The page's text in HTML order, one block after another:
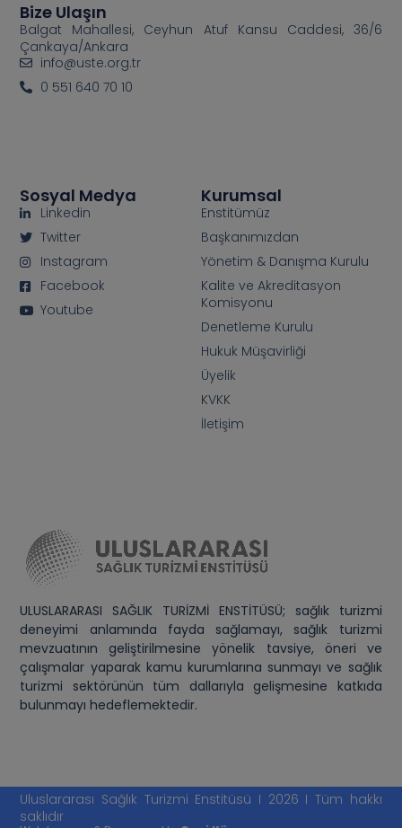
ULUSLARARASI SAĞLIK TURİZMİ ENSTİTÜSÜ; sağlık turizmi
deneyimi anlamında fayda sağlamayı, sağlık turizmi
mevzuatının geliştirilmesine yönelik tavsiye, öneri ve
çalışmalar yaparak kamu kurumlarına sunmayı ve sağlık
turizmi sektörünün tüm dallarıyla gelişmesine katkıda
bulunmayı hedeflemektedir.
Kurumsal
Enstitümüz
Başkanımızdan
Yönetim & Danışma Kurulu
Kalite ve Akreditasyon
Komisyonu
Denetleme Kurulu
Hukuk Müşavirliği
Üyelik
KVKK
İletişim
Sosyal Medya
Linkedin
Twitter
Instagram
Facebook
Youtube
Bize Ulaşın
Balgat Mahallesi, Ceyhun Atuf Kansu Caddesi, 36/6
Çankaya/Ankara
info@uste.org.tr
0 551 640 70 10
Uluslararası Sağlık Turizmi Enstitüsü I 2026 I Tüm hakkı
saklıdır